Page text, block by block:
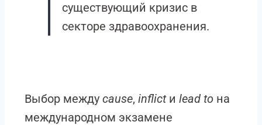
существующий кризис в
секторе здравоохранения.
Выбор между cause, inflictи lead to на
международном экзамене